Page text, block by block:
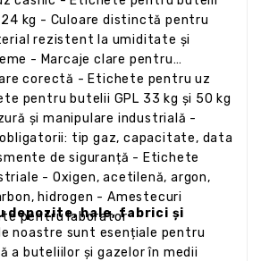
24 kg - Culoare distinctă pentru
rezistent la umiditate și
- Marcaje clare pentru
corectă - Etichete pentru uz
pentru butelii GPL 33 kg și 50 kg
și manipulare industrială -
tip gaz, capacitate, data
de siguranță - Etichete
- Oxigen, acetilenă, argon,
hidrogen - Amestecuri
pentru laborator
depozite, hale, fabrici și
noastre sunt esențiale pentru
a buteliilor și gazelor în medii